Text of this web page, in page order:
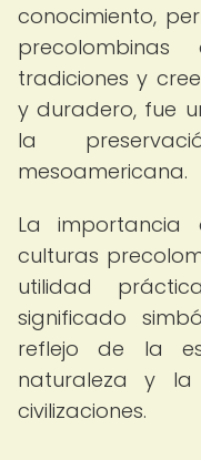
conocimiento,
tradiciones y
y duradero, fue
la
mesoamericana.
La
culturas
utilidad
significado
reflejo de la
naturaleza y
civilizaciones.